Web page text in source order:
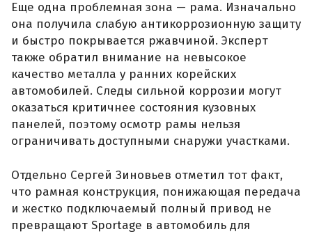
Еще одна проблемная зона — рама. Изначально
она получила слабую антикоррозионную защиту
и быстро покрывается ржавчиной. Эксперт
также обратил внимание на невысокое
качество металла у ранних корейских
автомобилей. Следы сильной коррозии могут
оказаться критичнее состояния кузовных
панелей, поэтому осмотр рамы нельзя
ограничивать доступными снаружи участками.
Отдельно Сергей Зиновьев отметил тот факт,
что рамная конструкция, понижающая передача
и жестко подключаемый полный привод не
превращают Sportage в автомобиль для